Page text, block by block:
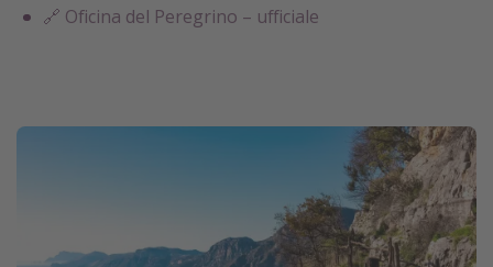
🔗 Oficina del Peregrino – ufficiale